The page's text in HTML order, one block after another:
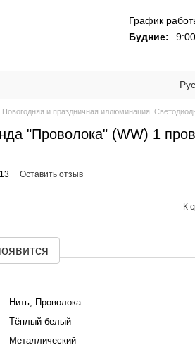
График
Будние:
Рус
Новогодняя и праздничная иллюминация.
"Проволока" (WW) 1
Оставить отзыв
К
Нить, Проволока
Тёплый белый
Металлический